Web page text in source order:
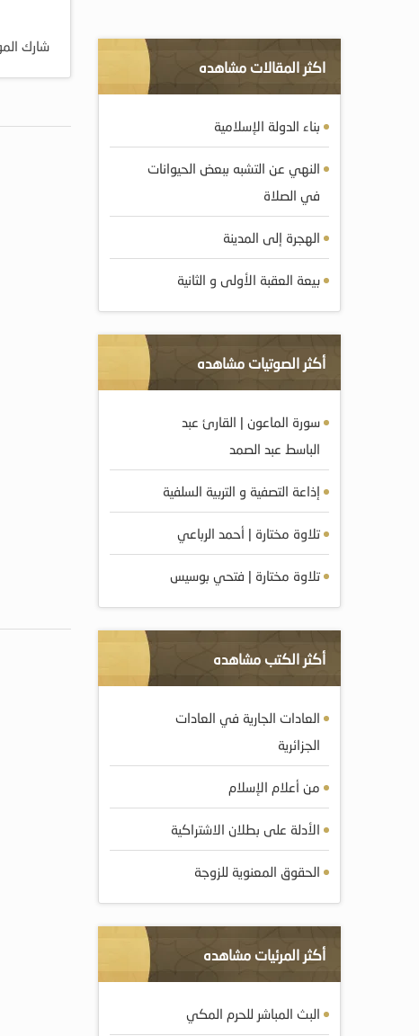
شارك
اكثر المقالات مشاهده
بناء الدولة الإسلامية
النهي عن التشبه ببعض الحيوانات
في الصلاة
الهجرة إلى المدينة
بيعة العقبة الأولى و الثانية
أكثر الصوتيات مشاهده
سورة الماعون | القارئ عبد
الباسط عبد الصمد
إذاعة التصفية و التربية السلفية
تلاوة مختارة | أحمد الرباعي
تلاوة مختارة | فتحي بوسيس
أكثر الكتب مشاهده
العادات الجارية في العادات
الجزائرية
من أعلام الإسلام
الأدلة على بطلان الاشتراكية
الحقوق المعنوية للزوجة
أكثر المرئيات مشاهده
البث المباشر للحرم المكي